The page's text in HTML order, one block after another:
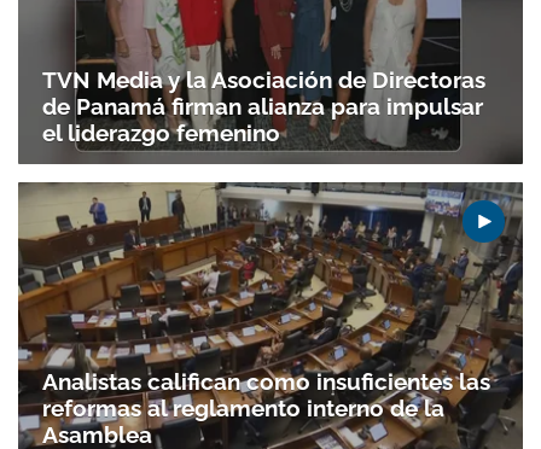
TVN Media y la Asociación de Directoras
de Panamá firman alianza para impulsar
el liderazgo femenino
Analistas califican como insuficientes las
reformas al reglamento interno de la
Asamblea